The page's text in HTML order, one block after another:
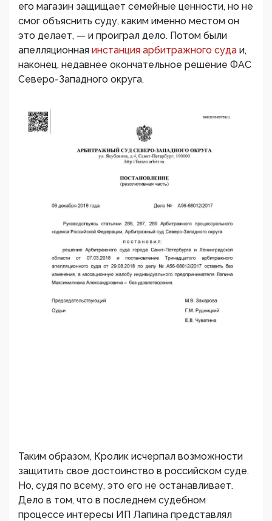
его магазин защищает семейные ценности, но не
смог объяснить суду, каким именно местом он
это делает, — и проиграл дело. Потом были
апелляционная инстанция арбитражного суда и,
наконец, недавнее окончательное решение ФАС
Северо-Западного округа.
Таким образом, Кролик исчерпал возможности
защитить свое достоинство в российском суде.
Но, судя по всему, это его не останавливает.
Дело в том, что в последнем судебном
процессе интересы ИП Лапина представлял